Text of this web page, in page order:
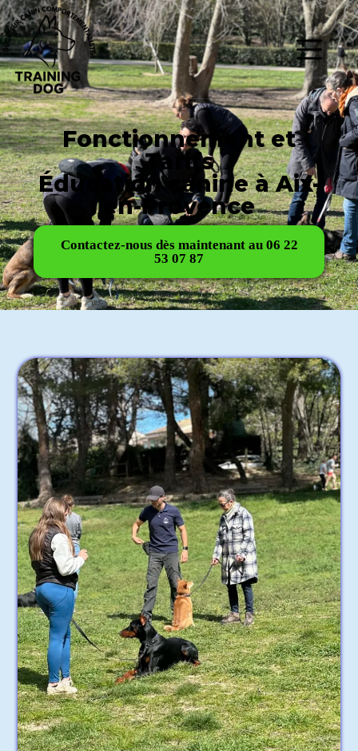
Fonctionnement et
Tarifs
Éducation canine à Aix-
en-Provence
Contactez-nous dès maintenant au 06 22
53 07 87